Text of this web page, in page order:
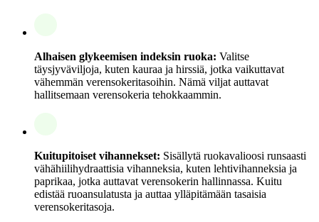
Alhaisen glykeemisen indeksin ruoka: Valitse
täysjyväviljoja, kuten kauraa ja hirssiä, jotka vaikuttavat
vähemmän verensokeritasoihin. Nämä viljat auttavat
hallitsemaan verensokeria tehokkaammin.
Kuitupitoiset vihannekset: Sisällytä ruokavalioosi runsaasti
vähähiilihydraattisia vihanneksia, kuten lehtivihanneksia ja
paprikaa, jotka auttavat verensokerin hallinnassa. Kuitu
edistää ruoansulatusta ja auttaa ylläpitämään tasaisia
verensokeritasoja.